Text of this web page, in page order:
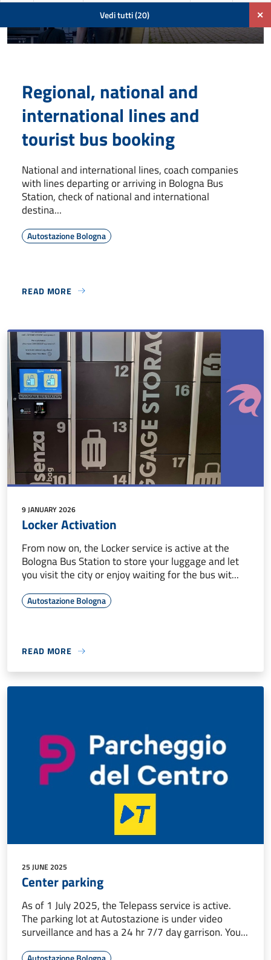
Vedi tutti (20) ✕
Regional, national and
international lines and
tourist bus booking
National and international lines, coach companies
with lines departing or arriving in Bologna Bus
Station, check of national and international
destina...
Autostazione Bologna
READ MORE
9 JANUARY 2026
Locker Activation
From now on, the Locker service is active at the
Bologna Bus Station to store your luggage and let
you visit the city or enjoy waiting for the bus wit...
Autostazione Bologna
READ MORE
25 JUNE 2025
Center parking
As of 1 July 2025, the Telepass service is active.
The parking lot at Autostazione is under video
surveillance and has a 24 hr 7/7 day garrison. You...